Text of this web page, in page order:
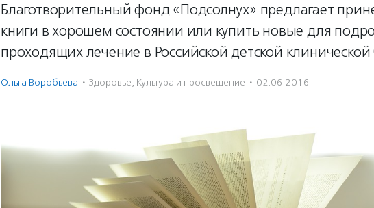
Благотворительный фонд «Подсолнух» предлагает
книги в хорошем состоянии или купить новые для
проходящих лечение в Российской детской
Ольга Воробьева · Здоровье, Культура и просвещение · 02.06.2016